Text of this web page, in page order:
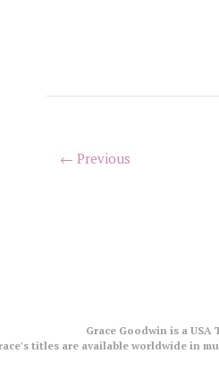
← Previous
Grace Goodwin is a
titles are available worldwide in